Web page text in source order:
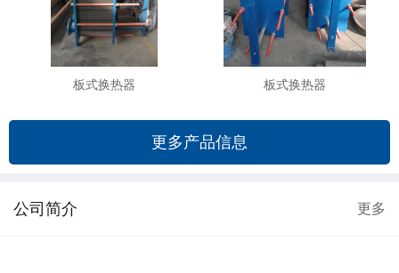
板式换热器 板式换热器
更多产品信息
公司简介 更多